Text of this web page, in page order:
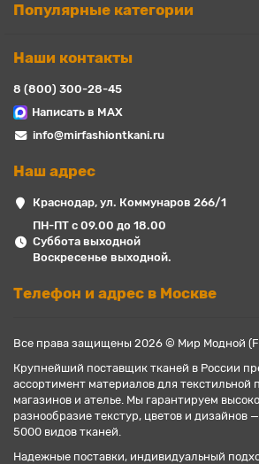
Популярные категории
Наши контакты
8 (800) 300-28-45
Написать в MAX
info@mirfashiontkani.ru
Наш адрес
Краснодар, ул. Коммунаров 266/1
ПН-ПТ с 09.00 до 18.00
Суббота выходной
Воскресенье выходной.
Телефон и адрес в Москве
Все права защищены 2026 © Мир Модной
Крупнейший поставщик тканей в России
ассортимент материалов для
магазинов и ателье. Мы гарантируем
разнообразие текстур, цветов и дизайнов
5000 видов тканей.
Надежные поставки, индивидуальный